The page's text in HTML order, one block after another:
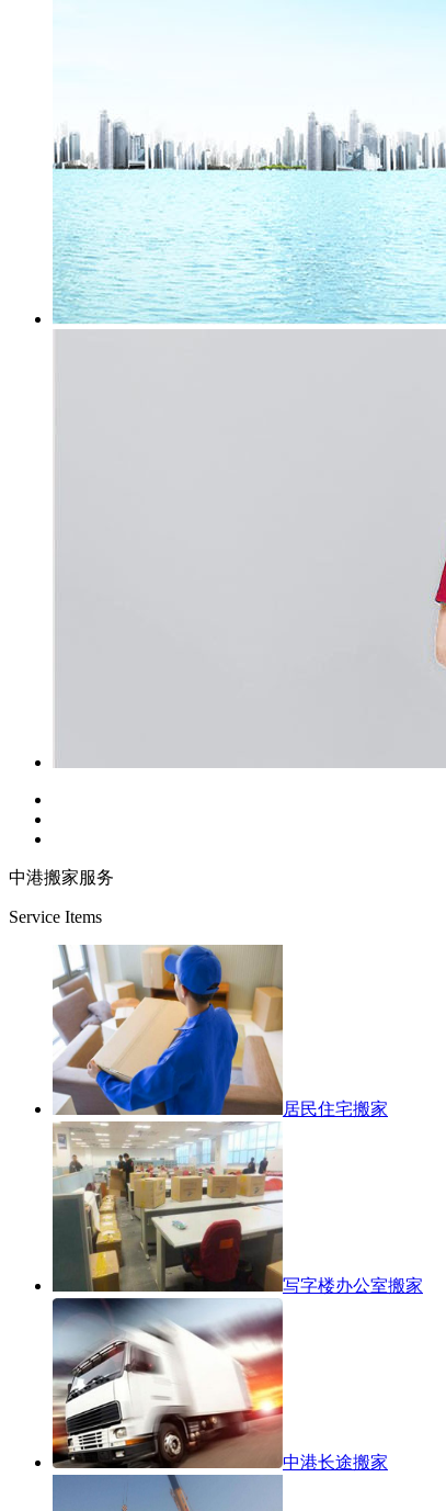
中港搬家服务
Service Items
居民住宅搬家
写字楼办公室搬家
中港长途搬家